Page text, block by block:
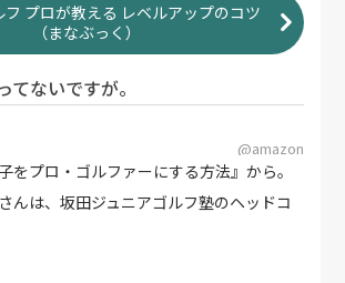
プロが教える レベルアップのコツ
（まなぶっく）
てないですが。
@amazon
をプロ・ゴルファーにする方法』から。
んは、坂田ジュニアゴルフ塾のヘッドコ